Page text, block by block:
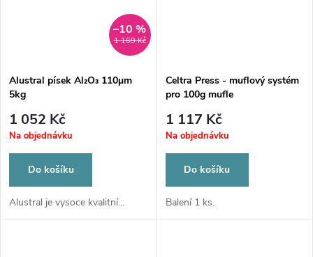
1 169 Kč
–10 %
Alustral písek Al₂O₃ 110µm
5kg
1 052 Kč
Na objednávku
Do košíku
Alustral je vysoce kvalitní...
Celtra Press - muflový systém
pro 100g mufle
1 117 Kč
Na objednávku
Do košíku
Balení 1 ks.